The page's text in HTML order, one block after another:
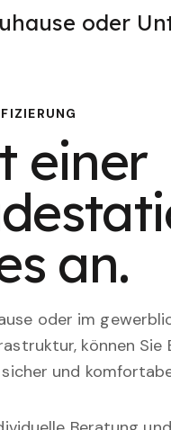
oder
einer
an.
oder im
können
und